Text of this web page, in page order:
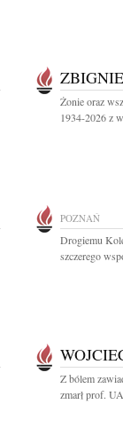
Żonie oraz
1934-2026 z
POZNAŃ
Drogiemu
szczerego
Z bólem
zmarł prof.